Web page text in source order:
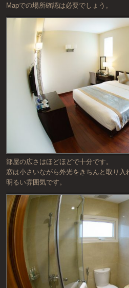
Mapでの場所確認は必要でしょう。
部屋の広さはほどほどで十分です。
窓は小さいながら外光をきちんと取り入
明るい雰囲気です。